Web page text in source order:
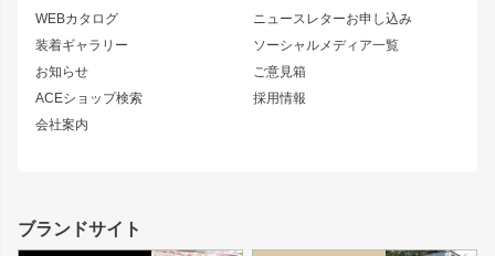
WEBカタログ
装着ギャラリー
お知らせ
ACEショップ検索
会社案内
ニュースレターお申し込み
ソーシャルメディア一覧
ご意見箱
採用情報
S13 シルビア
180SX
シルエイティ
ローレル
セフィーロ
キャラバン
スズキ
GS350
SC
ジムニーパーツ
ホイール
MUD-S7
MUD-SR7
まつど家 鉄漢
ボンネット
フェンダー
リアゲート
ブランドサイト